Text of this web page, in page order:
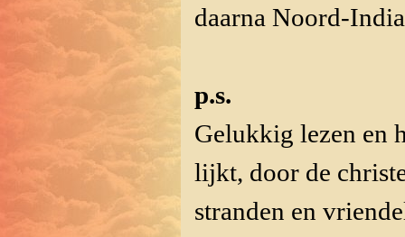
daarna Noord-
p.s.
Gelukkig lezen en
lijkt, door de
stranden en